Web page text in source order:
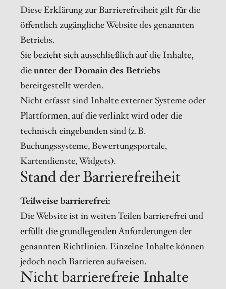
Diese Erklärung zur Barrierefreiheit gilt für die
öffentlich zugängliche Website des genannten
Betriebs.
Sie bezieht sich ausschließlich auf die Inhalte,
dieunter der Domain des Betriebs
bereitgestellt werden.
Nicht erfasst sind Inhalte externer Systeme oder
Plattformen, auf die verlinkt wird oder die
technisch eingebunden sind (z. B.
Buchungssysteme, Bewertungsportale,
Kartendienste, Widgets).
Stand der Barrierefreiheit
Teilweise barrierefrei:
Die Website ist in weiten Teilen barrierefrei und
erfüllt die grundlegenden Anforderungen der
genannten Richtlinien. Einzelne Inhalte können
jedoch noch Barrieren aufweisen.
Nicht barrierefreie Inhalte